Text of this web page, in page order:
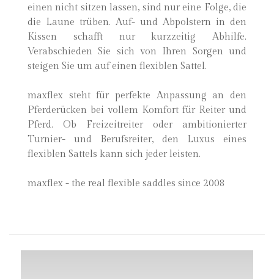
einen nicht sitzen lassen, sind nur eine Folge, die
die Laune trüben. Auf- und Abpolstern in den
Kissen schafft nur kurzzeitig Abhilfe.
Verabschieden Sie sich von Ihren Sorgen und
steigen Sie um auf einen flexiblen Sattel.
maxflex steht für perfekte Anpassung an den
Pferderücken bei vollem Komfort für Reiter und
Pferd. Ob Freizeitreiter oder ambitionierter
Turnier- und Berufsreiter, den Luxus eines
flexiblen Sattels kann sich jeder leisten.
maxflex - the real flexible saddles since 2008